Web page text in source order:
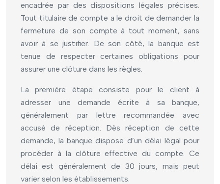
encadrée par des dispositions légales précises.
Tout titulaire de compte a le droit de demander la
fermeture de son compte à tout moment, sans
avoir à se justifier. De son côté, la banque est
tenue de respecter certaines obligations pour
assurer une clôture dans les règles.
La première étape consiste pour le client à
adresser une demande écrite à sa banque,
généralement par lettre recommandée avec
accusé de réception. Dès réception de cette
demande, la banque dispose d’un délai légal pour
procéder à la clôture effective du compte. Ce
délai est généralement de 30 jours, mais peut
varier selon les établissements.